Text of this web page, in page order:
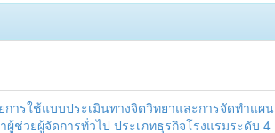
ารใช้แบบประเมินทางจิตวิทยาและการจัดทำแผน
ช่วยผู้จัดการทั่วไป ประเภทธุรกิจโรงแรมระดับ 4